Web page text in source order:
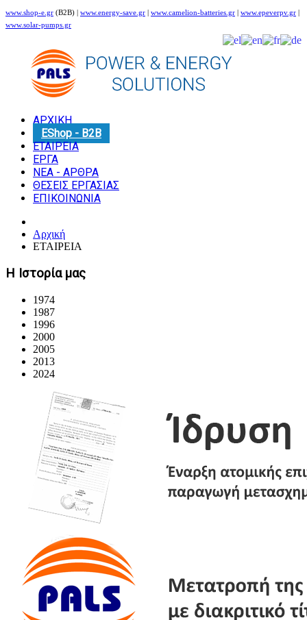
www.shop-e.gr (B2B) | www.energy-save.gr www.camelion-batteries.gr www.epeverpv.gr
www.solar-pumps.gr
ΑΡΧΙΚΗ
EShop - B2B
ΕΤΑΙΡΕΙΑ
ΕΡΓΑ
ΝΕΑ - ΑΡΘΡΑ
ΘΕΣΕΙΣ ΕΡΓΑΣΙΑΣ
ΕΠΙΚΟΙΝΩΝΙΑ
Αρχική
ΕΤΑΙΡΕΙΑ
Η Ιστορία μας
1974
1987
1996
2000
2005
2013
2024